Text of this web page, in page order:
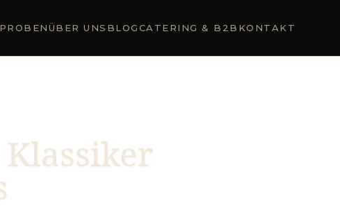
ÜBER UNS BLOGCATERING & B2B KONTAKT